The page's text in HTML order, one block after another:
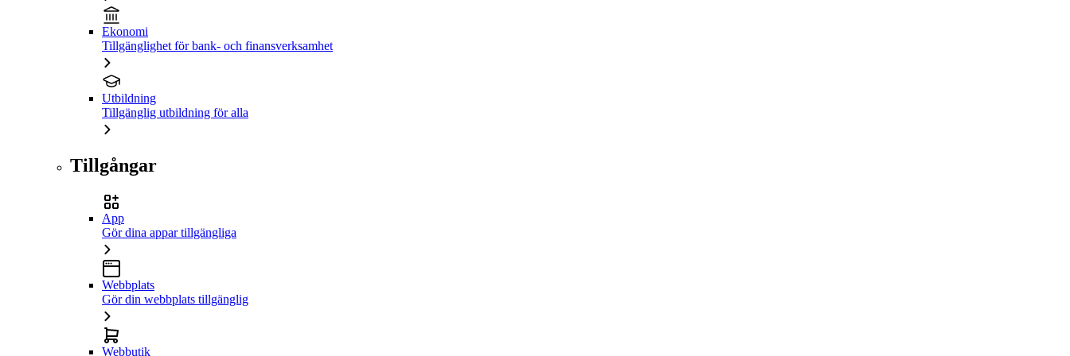
Ekonomi
Tillgänglighet för bank- och finansverksamhet
Utbildning
Tillgänglig utbildning för alla
Tillgångar
App
Gör dina appar tillgängliga
Webbplats
Gör din webbplats tillgänglig
Webbutik